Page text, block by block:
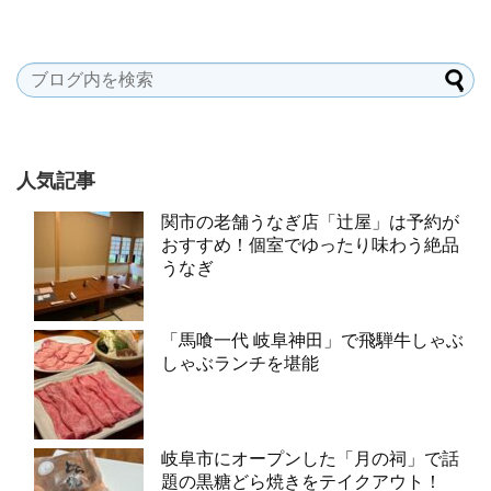
人気記事
関市の老舗うなぎ店「辻屋」は予約が
おすすめ！個室でゆったり味わう絶品
うなぎ
「馬喰一代 岐阜神田」で飛騨牛しゃぶ
しゃぶランチを堪能
岐阜市にオープンした「月の祠」で話
題の黒糖どら焼きをテイクアウト！